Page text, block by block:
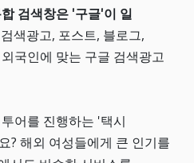
검색창은 '구글'이 일
색광고, 포스트, 블로그,
국인에 맞는 구글 검색광고
어를 진행하는 '택시
? 해외 여성들에게 큰 인기를